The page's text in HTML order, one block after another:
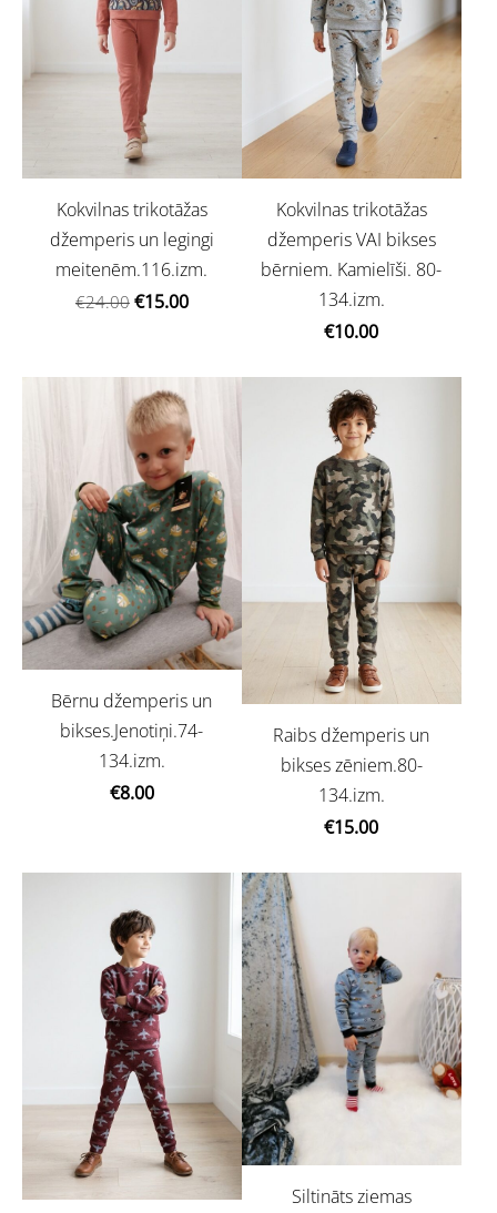
Kokvilnas trikotāžas
džemperis un legingi
meitenēm.116.izm.
€24.00 €15.00
Kokvilnas trikotāžas
džemperis VAI bikses
bērniem. Kamielīši. 80-
134.izm.
€10.00
Bērnu džemperis un
bikses.Jenotiņi.74-
134.izm.
€8.00
Raibs džemperis un
bikses zēniem.80-
134.izm.
€15.00
Siltināts ziemas